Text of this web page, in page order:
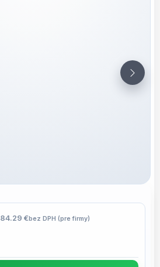
84.29 €bez DPH (pre firmy)